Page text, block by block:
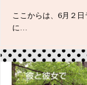
ここからは、6月２
に…
h.NAOTO夏のTシャ
ルウトさんのイ…